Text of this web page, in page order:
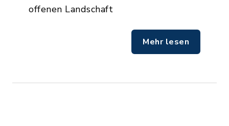
offenen Landschaft
Mehr lesen